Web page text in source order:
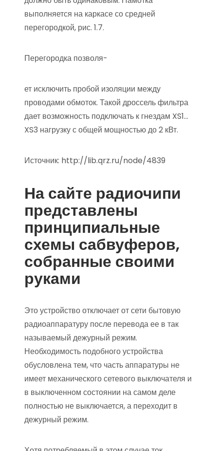
выполняется на каркасе со средней
перегородкой, рис. 1.7.
Перегородка позволя-
ет исключить пробой изоляции между
проводами обмоток. Такой дроссель фильтра
дает возможность подключать к гнездам XS1…
XS3 нагрузку с общей мощностью до 2 кВт.
Источник: http://lib.qrz.ru/node/4839
На сайте радиочипи
представлены
принципиальные
схемы сабвуферов,
собранные своими
руками
Это устройство отключает от сети бытовую
радиоаппаратуру после перевода ее в так
называемый дежурный режим.
Необходимость подобного устройства
обусловлена тем, что часть аппаратуры не
имеет механического сетевого выключателя и
в выключенном состоянии на самом деле
полностью не выключается, а переходит в
дежурный режим.